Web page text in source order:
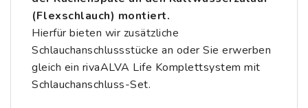
(Flexschlauch) montiert.
Hierfür bieten wir zusätzliche
Schlauchanschlussstücke an oder Sie erwerben
gleich ein rivaALVA Life Komplettsystem mit
Schlauchanschluss-Set.